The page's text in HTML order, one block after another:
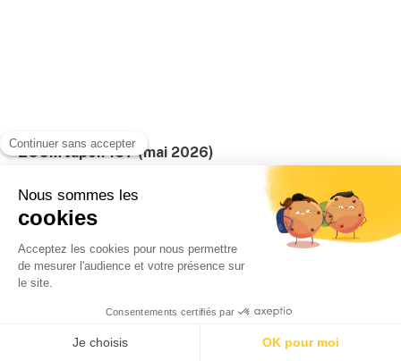
ZOOM Japon 157 (mai 2026)
LIRE LA SUITE